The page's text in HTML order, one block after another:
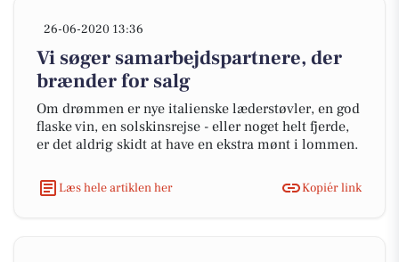
26-06-2020 13:36
Vi søger samarbejdspartnere, der
brænder for salg
Om drømmen er nye italienske læderstøvler, en god
flaske vin, en solskinsrejse - eller noget helt fjerde,
er det aldrig skidt at have en ekstra mønt i lommen.
Læs hele artiklen her Kopiér link